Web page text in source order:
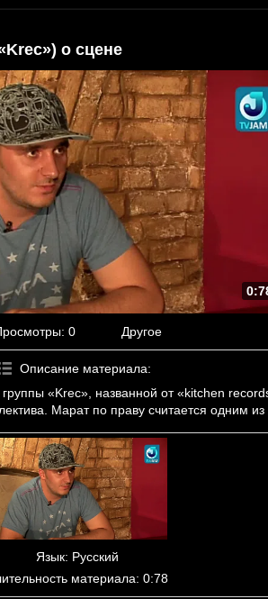
о сцене
: 0 Другое
Описание материала:
«Krec», названной от «kitchen
Марат по праву считается одним
Язык: Русский
материала: 0:78